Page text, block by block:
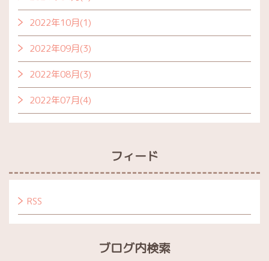
2022年10月(1)
2022年09月(3)
2022年08月(3)
2022年07月(4)
フィード
RSS
ブログ内検索